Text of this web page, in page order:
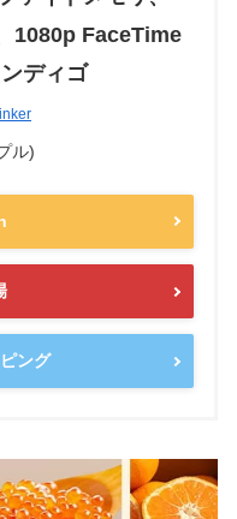
1080p FaceTime
ディゴ
ル)
ング